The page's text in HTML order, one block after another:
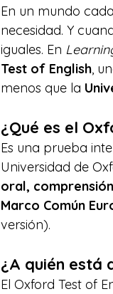
En un mundo
necesidad. Y
iguales. En
Test of English ,
menos que la
¿Qué es el
Es una prueba
Universidad de
oral,
Marco Común
versión).
¿A quién está
El Oxford Test of